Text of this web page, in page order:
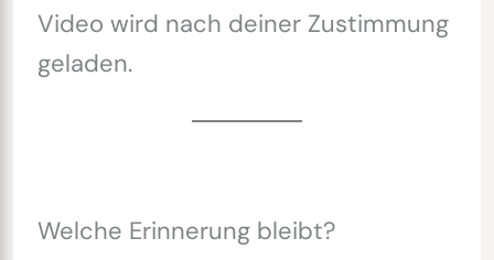
Video wird nach deiner Zustimmung
geladen.
Welche Erinnerung bleibt?